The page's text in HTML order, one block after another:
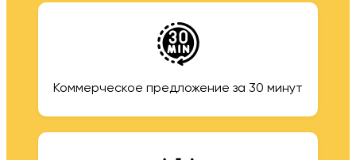
Коммерческое предложение за 30 минут